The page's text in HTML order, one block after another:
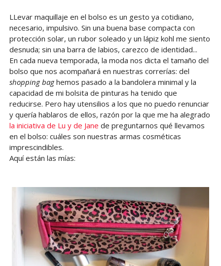
LLevar maquillaje en el bolso es un gesto ya cotidiano,
necesario, impulsivo. Sin una buena base compacta con
protección solar, un rubor soleado y un lápiz kohl me siento
desnuda; sin una barra de labios, carezco de identidad...
En cada nueva temporada, la moda nos dicta el tamaño del
bolso que nos acompañará en nuestras correrías: del
shopping baghemos pasado a la bandolera minimal y la
capacidad de mi bolsita de pinturas ha tenido que
reducirse. Pero hay utensilios a los que no puedo renunciar
y quería hablaros de ellos, razón por la que me ha alegrado
la iniciativa de Lu y de Jane de preguntarnos qué llevamos
en el bolso: cuáles son nuestras armas cosméticas
imprescindibles.
Aquí están las mías: